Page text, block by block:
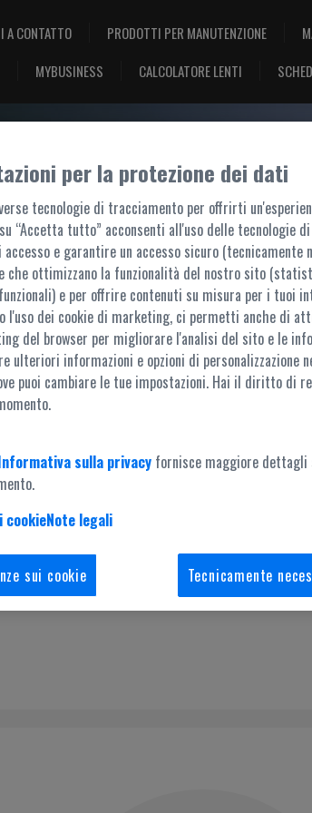
A CONTATTO PRODOTTI PER MANUTENZIONE
MYBUSINESS
CALCOLATORE LENTI
BENVENUTO, ACCEDI!
ACCESSO AL PORTALE
portale sono accessibili ai soli utenti registrati.
Per ulteriori informazioni,
per la protezione dei dati
tecnologie di tracciamento per offrirti
“Accetta tutto” acconsenti all'uso delle tecnologie
e garantire un accesso sicuro (tecnicamente
che ottimizzano la funzionalità del nostro sito
e per offrire contenuti su misura per i tuoi
l'uso dei cookie di marketing, ci permetti anche di
del browser per migliorare l'analisi del sito e le
ulteriori informazioni e opzioni di personalizzazione
puoi cambiare le tue impostazioni. Hai il diritto di
sulla privacy fornisce maggiore
cookieNote legali
sui cookie Tecnicamente